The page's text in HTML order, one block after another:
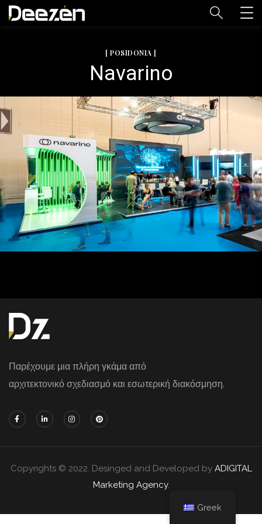
[ POSIDONIA ]
Navarino
Παρέχουμε μια πλήρη γκάμα από
αρχιτεκτονικό σχεδιασμό και εσωτερική διακόσμηση.
Copyrights © 2022. Desinged and Developed by ADIGITAL
Marketing Agency.
Greek